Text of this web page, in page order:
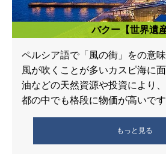
バクー【世界遺産
ペルシア語で「風の街」をの意
風が吹くことが多いカスピ海に
油などの天然資源や投資により
都の中でも格段に物価が高いで
っています。イチェリ・シャハ
もっと見る